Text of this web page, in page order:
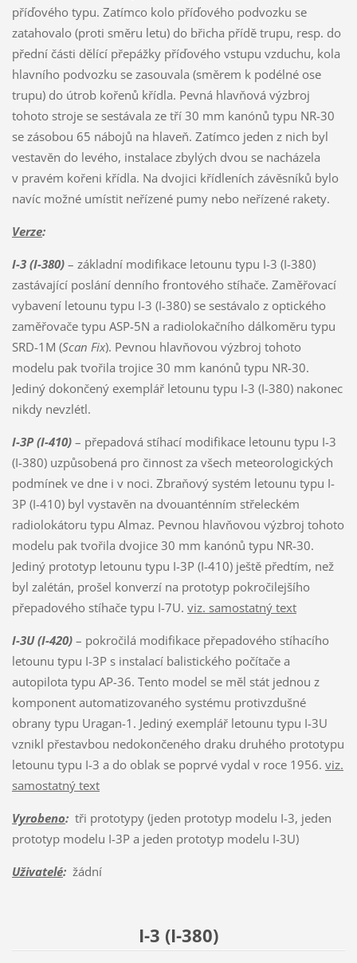
příďového typu. Zatímco kolo příďového podvozku se
zatahovalo (proti směru letu) do břicha přídě trupu, resp. do
přední části dělící přepážky příďového vstupu vzduchu, kola
hlavního podvozku se zasouvala (směrem k podélné ose
trupu) do útrob kořenů křídla. Pevná hlavňová výzbroj
tohoto stroje se sestávala ze tří 30 mm kanónů typu NR-30
se zásobou 65 nábojů na hlaveň. Zatímco jeden z nich byl
vestavěn do levého, instalace zbylých dvou se nacházela
v pravém kořeni křídla. Na dvojici křídleních závěsníků bylo
navíc možné umístit neřízené pumy nebo neřízené rakety.
Verze:
I-3 (I-380)– základní modifikace letounu typu I-3 (I-380)
zastávající poslání denního frontového stíhače. Zaměřovací
vybavení letounu typu I-3 (I-380) se sestávalo z optického
zaměřovače typu ASP-5N a radiolokačního dálkoměru typu
SRD-1M (Scan Fix). Pevnou hlavňovou výzbroj tohoto
modelu pak tvořila trojice 30 mm kanónů typu NR-30.
Jediný dokončený exemplář letounu typu I-3 (I-380) nakonec
nikdy nevzlétl.
I-3P (I-410)– přepadová stíhací modifikace letounu typu I-3
(I-380) uzpůsobená pro činnost za všech meteorologických
podmínek ve dne i v noci. Zbraňový systém letounu typu I-
3P (I-410) byl vystavěn na dvouanténním střeleckém
radiolokátoru typu Almaz. Pevnou hlavňovou výzbroj tohoto
modelu pak tvořila dvojice 30 mm kanónů typu NR-30.
Jediný prototyp letounu typu I-3P (I-410) ještě předtím, než
byl zalétán, prošel konverzí na prototyp pokročilejšího
přepadového stíhače typu I-7U. viz. samostatný text
I-3U (I-420)– pokročilá modifikace přepadového stíhacího
letounu typu I-3P s instalací balistického počítače a
autopilota typu AP-36. Tento model se měl stát jednou z
komponent automatizovaného systému protivzdušné
obrany typu Uragan-1. Jediný exemplář letounu typu I-3U
vznikl přestavbou nedokončeného draku druhého prototypu
letounu typu I-3 a do oblak se poprvé vydal v roce 1956. viz.
samostatný text
Vyrobeno:tři prototypy (jeden prototyp modelu I-3, jeden
prototyp modelu I-3P a jeden prototyp modelu I-3U)
Uživatelé:žádní
I-3 (I-380)